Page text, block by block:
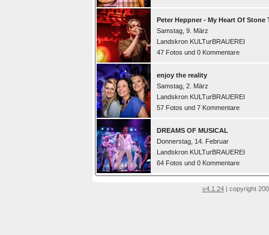
Peter Heppner - My Heart Of Stone
Samstag, 9. März
Landskron KULTurBRAUEREI
47 Fotos und 0 Kommentare
enjoy the reality
Samstag, 2. März
Landskron KULTurBRAUEREI
57 Fotos und 7 Kommentare
DREAMS OF MUSICAL
Donnerstag, 14. Februar
Landskron KULTurBRAUEREI
64 Fotos und 0 Kommentare
v4.1.24| copyright